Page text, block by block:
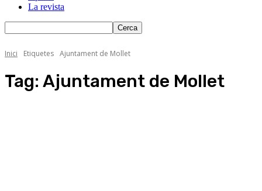
La revista
Inici Etiquetes Ajuntament de Mollet
Tag: Ajuntament de Mollet